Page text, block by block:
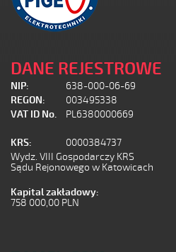
DANE REJESTROWE
NIP:
638-000-06-69
REGON:
003495338
VAT ID No.
PL6380000669
KRS:
0000384737
Wydz. VIII Gospodarczy KRS
Sądu Rejonowego w Katowicach
Kapital zakładowy:
758 000,00 PLN